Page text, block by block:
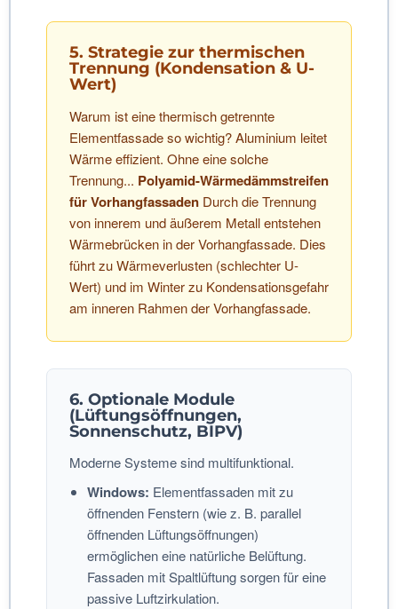
5. Strategie zur thermischen
Trennung (Kondensation & U-
Wert)
Warum ist eine thermisch getrennte
Elementfassade so wichtig? Aluminium leitet
Wärme effizient. Ohne eine solche
Trennung... Polyamid-Wärmedämmstreifen
für Vorhangfassaden Durch die Trennung
von innerem und äußerem Metall entstehen
Wärmebrücken in der Vorhangfassade. Dies
führt zu Wärmeverlusten (schlechter U-
Wert) und im Winter zu Kondensationsgefahr
am inneren Rahmen der Vorhangfassade.
6. Optionale Module
(Lüftungsöffnungen,
Sonnenschutz, BIPV)
Moderne Systeme sind multifunktional.
Windows: Elementfassaden mit zu
öffnenden Fenstern (wie z. B. parallel
öffnenden Lüftungsöffnungen)
ermöglichen eine natürliche Belüftung.
Fassaden mit Spaltlüftung sorgen für eine
passive Luftzirkulation.